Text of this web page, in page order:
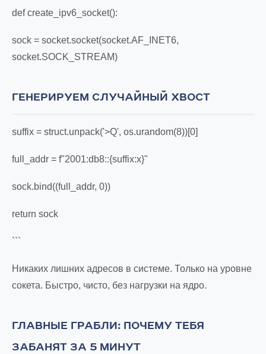
def create_ipv6_socket():
sock = socket.socket(socket.AF_INET6,
socket.SOCK_STREAM)
ГЕНЕРИРУЕМ СЛУЧАЙНЫЙ ХВОСТ
suffix = struct.unpack('>Q', os.urandom(8))[0]
full_addr = f"2001:db8::{suffix:x}"
sock.bind((full_addr, 0))
return sock
```
Никаких лишних адресов в системе. Только на уровне
сокета. Быстро, чисто, без нагрузки на ядро.
ГЛАВНЫЕ ГРАБЛИ: ПОЧЕМУ ТЕБЯ
ЗАБАНЯТ ЗА 5 МИНУТ